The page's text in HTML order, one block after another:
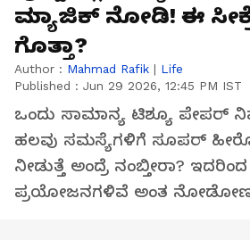
ಮ್ಯಾಜಿಕ್ ನೋಡಿ! ಈ
ಗೊತ್ತಾ?
Author : Mahmad Rafik | Life
Published : Jun 29 2026, 12:45 PM IST
ಒಂದು ಸಾಮಾನ್ಯ ಟಿಶ್ಯೂ ಪೇಪರ್
ಹಲವು ಸಮಸ್ಯೆಗಳಿಗೆ ಸೂಪರ್‌
ನೀಡುತ್ತೆ ಅಂದ್ರೆ ನಂಬ್ತೀರಾ?
ಪ್ರಯೋಜನಗಳಿವೆ ಅಂತ ನೋಡೋಣ